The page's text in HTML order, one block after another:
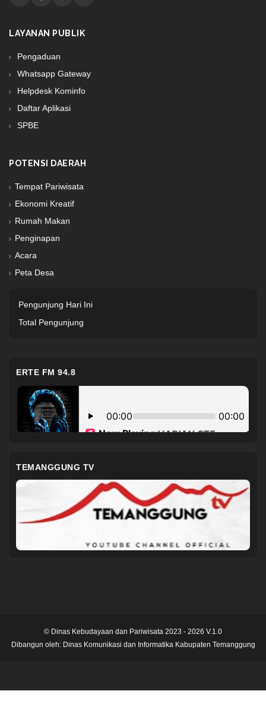
LAYANAN PUBLIK
Pengaduan
Whatsapp Gateway
Helpdesk Kominfo
Daftar Aplikasi
SPBE
POTENSI DAERAH
Tempat Pariwisata
Ekonomi Kreatif
Rumah Makan
Penginapan
Acara
Peta Desa
Pengunjung Hari Ini
Total Pengunjung
ERTE FM 94.8
TEMANGGUNG TV
© Dinas Kebudayaan dan Pariwisata 2023 - 2026 V.1.0
Dibangun oleh: Dinas Komunikasi dan Informatika Kabupaten Temanggung